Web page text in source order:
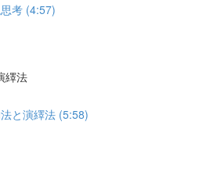
考 (4:57)
繹法
と演繹法 (5:58)